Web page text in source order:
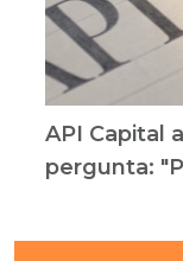
API Capital
pergunta: